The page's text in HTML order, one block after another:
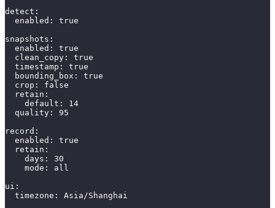
detect:
  enabled:
true
snapshots:
  enabled:
true
  clean_copy:
true
  timestamp:
true
  bounding_box:
true
  crop:
false
  retain:
    default:
14
  quality:
95
record:
  enabled:
true
  retain:
    days:
30
    mode: all
ui:
  timezone: Asia/Shanghai